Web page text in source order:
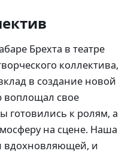
Брехта в театре
коллектива,
в создание новой
воплощал свое
готовились к ролям, а
на сцене. Наша
вдохновляющей, и